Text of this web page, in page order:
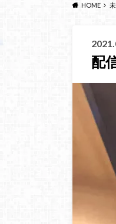
HOME
配